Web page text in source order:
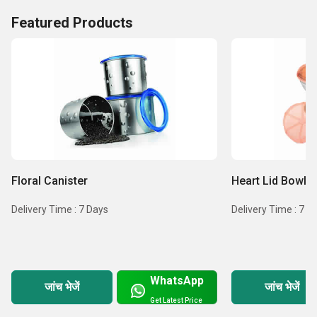
Featured Products
Floral Canister
Delivery Time : 7 Days
जांच भेजें WhatsApp
Get Latest Price
Heart Lid Bowl
Delivery Time : 7
जांच भेजें